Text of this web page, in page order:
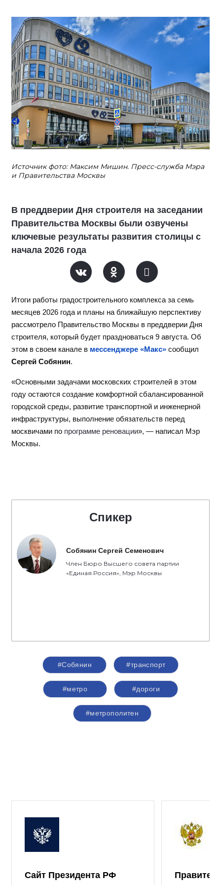
Источник фото: Максим Мишин. Пресс-служба Мэра
и Правительства Москвы
В преддверии Дня строителя на заседании
Правительства Москвы были озвучены
ключевые результаты развития столицы с
начала 2026 года
Итоги работы градостроительного комплекса за семь
месяцев 2026 года и планы на ближайшую перспективу
рассмотрело Правительство Москвы в преддверии Дня
строителя, который будет праздноваться 9 августа. Об
этом в своем канале в мессенджере «Макс» сообщил
Сергей Собянин.
«Основными задачами московских строителей в этом
году остаются создание комфортной сбалансированной
городской среды, развитие транспортной и инженерной
инфраструктуры, выполнение обязательств перед
москвичами по программе реновации», — написал Мэр
Москвы.
Спикер
Собянин Сергей Семенович
Член Бюро Высшего совета партии
«Единая Россия», Мэр Москвы
#Собянин #транспорт
#метро #дороги
#метрополитен
Сайт Президента РФ